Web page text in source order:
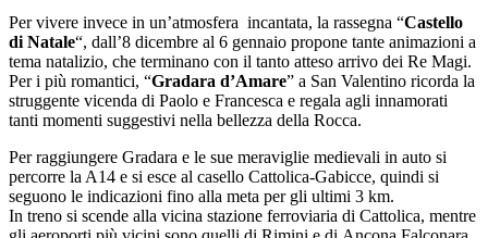
Per vivere invece in un’atmosfera incantata, la rassegna “Castello
di Natale“, dall’8 dicembre al 6 gennaio propone tante animazioni a
tema natalizio, che terminano con il tanto atteso arrivo dei Re Magi.
Per i più romantici, “Gradara d’Amare” a San Valentino ricorda la
struggente vicenda di Paolo e Francesca e regala agli innamorati
tanti momenti suggestivi nella bellezza della Rocca.
Per raggiungere Gradara e le sue meraviglie medievali in auto si
percorre la A14 e si esce al casello Cattolica-Gabicce, quindi si
seguono le indicazioni fino alla meta per gli ultimi 3 km.
In treno si scende alla vicina stazione ferroviaria di Cattolica, mentre